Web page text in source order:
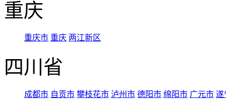
重庆
重庆市 重庆 两江新区
四川省
成都市 自贡市 攀枝花市 泸州市 德阳市 绵阳市 广元市 遂